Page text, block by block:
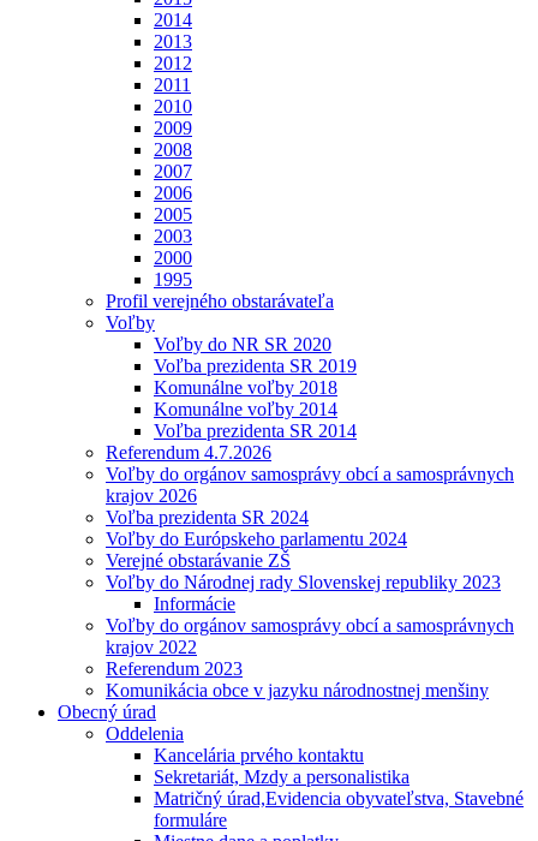
2014
2013
2012
2011
2010
2009
2008
2007
2006
2005
2003
2000
1995
Profil verejného obstarávateľa
Voľby
Voľby do NR SR 2020
Voľba prezidenta SR 2019
Komunálne voľby 2018
Komunálne voľby 2014
Voľba prezidenta SR 2014
Referendum 4.7.2026
Voľby do orgánov samosprávy obcí a samosprávnych
krajov 2026
Voľba prezidenta SR 2024
Voľby do Európskeho parlamentu 2024
Verejné obstarávanie ZŠ
Voľby do Národnej rady Slovenskej republiky 2023
Informácie
Voľby do orgánov samosprávy obcí a samosprávnych
krajov 2022
Referendum 2023
Komunikácia obce v jazyku národnostnej menšiny
Obecný úrad
Oddelenia
Kancelária prvého kontaktu
Sekretariát, Mzdy a personalistika
Matričný úrad,Evidencia obyvateľstva, Stavebné
formuláre